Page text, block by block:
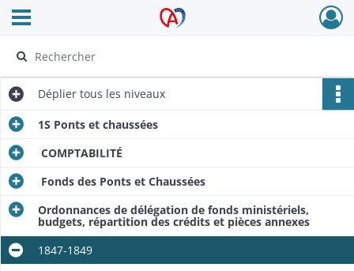
Archives Alsace - Colmar
Ouvrir le menu déroulant
Déplier tous les niveaux
1S Ponts et chaussées
COMPTABILITÉ
Fonds des Ponts et Chaussées
Ordonnances de délégation de fonds ministériels,
budgets, répartition des crédits et pièces annexes
1847-1849